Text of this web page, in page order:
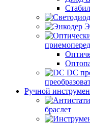
Ручной
браслет